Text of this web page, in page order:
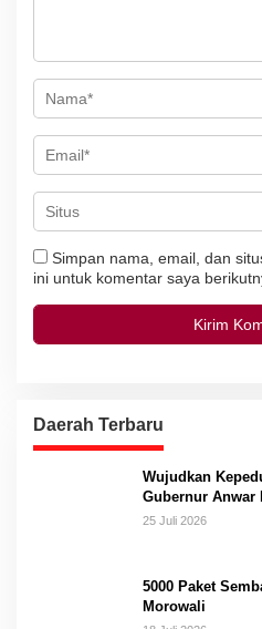
Simpan nama, email, dan
ini untuk komentar saya
Daerah Terbaru
Wujudkan
Gubernur Anwar
Gantung
25 Juli 2026
5000 Paket
Morowali